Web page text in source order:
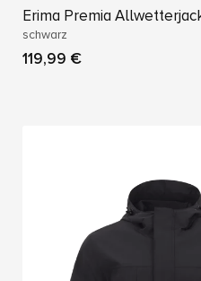
Erima Premia
schwarz
119,99 €